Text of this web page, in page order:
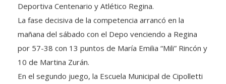
Deportiva Centenario y Atlético Regina.
La fase decisiva de la competencia arrancó en la
mañana del sábado con el Depo venciendo a Regina
por 57-38 con 13 puntos de María Emilia “Mili” Rincón y
10 de Martina Zurán.
En el segundo juego, la Escuela Municipal de Cipolletti